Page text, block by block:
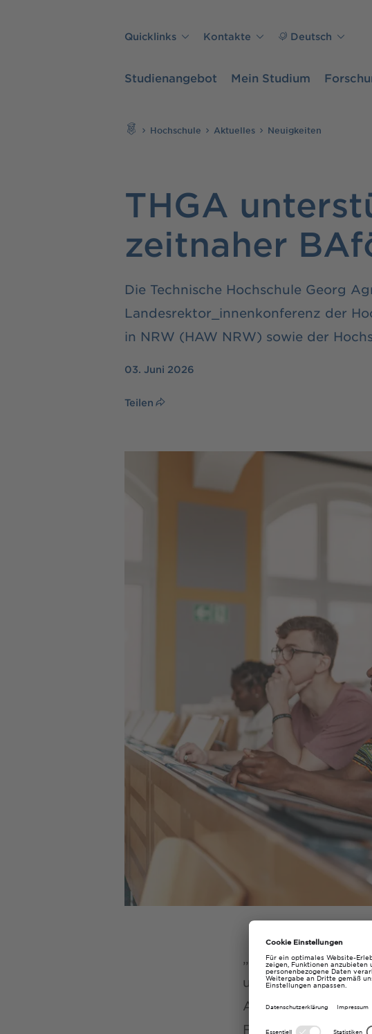
Studienangebot Mein Studium
Quicklinks Kontakte Deutsch
Hochschule Aktuelles Neuigkeiten
THGA
zeitnaher
Die Technische Hochschule Georg
Landesrektor_innenkonferenz der
in NRW (HAW NRW) sowie der
03. Juni 2026
Teilen
„BAföG
unabhängig von
Ausbildung und
Fachkräftemangels